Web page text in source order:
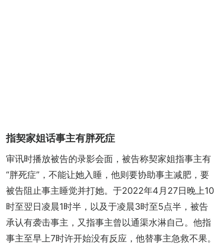
指契家姐话事主有胖死症
审讯时播放被告的录影会面，被告称契家姐指事主有
“胖死症”，不能让她入睡，他则要协助事主减肥，要
被告阻止事主睡觉并打她。于2022年4月27日晚上10
时至翌日凌晨1时半，以及于凌晨3时至5点半，被告
承认有袭击事主，又指事主曾以通渠水淋自己。他指
事主至早上7时许开始没有反应，他替事主急救不果。